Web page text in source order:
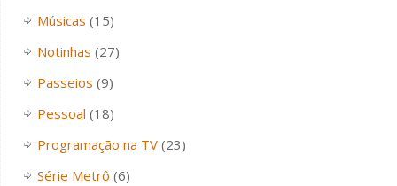
Músicas (15)
Notinhas (27)
Passeios (9)
Pessoal (18)
Programação na TV(23)
Série Metrô (6)